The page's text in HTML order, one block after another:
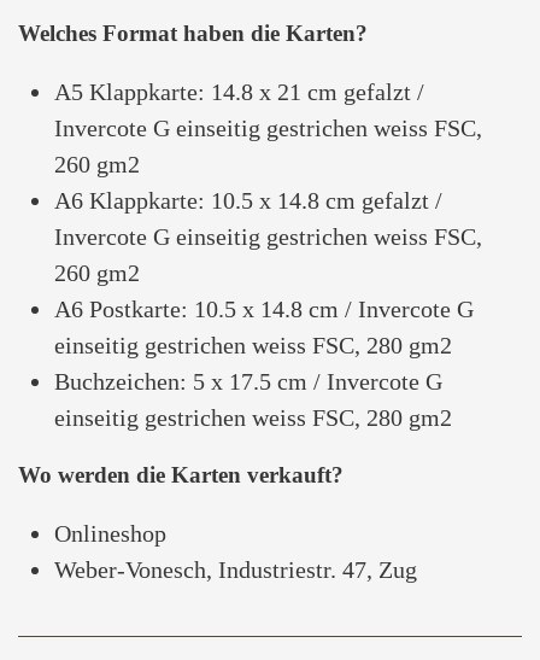
Welches Format haben die Karten?
A5 Klappkarte: 14.8 x 21 cm gefalzt /
Invercote G einseitig gestrichen weiss FSC,
260 gm2
A6 Klappkarte: 10.5 x 14.8 cm gefalzt /
Invercote G einseitig gestrichen weiss FSC,
260 gm2
A6 Postkarte: 10.5 x 14.8 cm / Invercote G
einseitig gestrichen weiss FSC, 280 gm2
Buchzeichen: 5 x 17.5 cm / Invercote G
einseitig gestrichen weiss FSC, 280 gm2
Wo werden die Karten verkauft?
Onlineshop
Weber-Vonesch, Industriestr. 47, Zug